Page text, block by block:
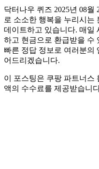
닥터나우 퀴즈 2025년 08월
로 소소한 행복을 누리시는
데이트하고 있습니다. 매일
하고 현금으로 환급받을 수
빠른 정답 정보로 여러분의
어드리겠습니다.
이 포스팅은 쿠팡 파트너스
액의 수수료를 제공받습니